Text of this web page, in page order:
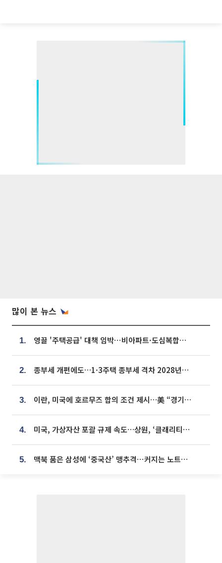
많이 본 뉴스
1. 영끌 '주택공급' 대책 임박⋯비아파트·도심복합까지 총동원
2. 종부세 개편에도…1·3주택 종부세 격차 2028년부터 확대
3. 이란, 미국에 호르무즈 합의 조건 제시…美 “경기 아직 안 끝나” [종합]
4. 미국, 가상자산 포괄 규제 속도…상원, ‘클래리티법’ 9월 절차투표 추진
5. 맥북 품은 삼성에 ‘중국산’ 맹추격⋯커지는 노트북 OLED 시장